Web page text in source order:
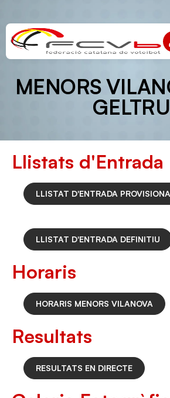
MENORS
GELTRU
Llistats d'Entrada
LLISTAT D'ENTRADA
LLISTAT D'ENTRADA DEFINITIU
Horaris
HORARIS MENORS VILANOVA
Resultats
RESULTATS EN DIRECTE